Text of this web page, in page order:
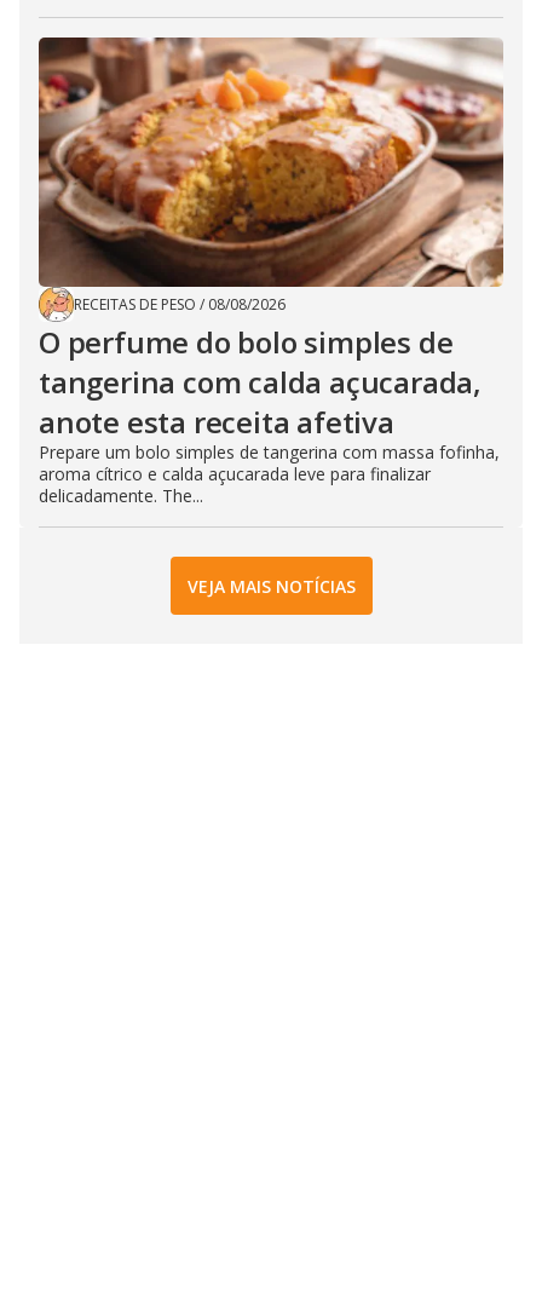
RECEITAS DE PESO / 08/08/2026
O perfume do bolo simples de
tangerina com calda açucarada,
anote esta receita afetiva
Prepare um bolo simples de tangerina com massa fofinha,
aroma cítrico e calda açucarada leve para finalizar
delicadamente. The...
VEJA MAIS NOTÍCIAS